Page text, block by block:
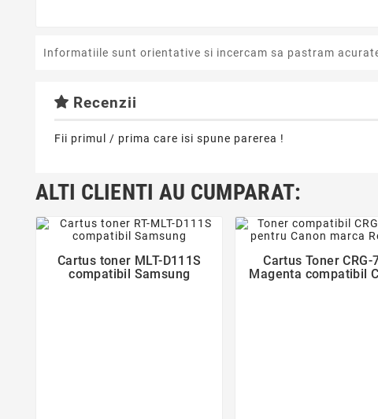
Informatiile sunt orientative si incercam sa pastram
Recenzii
Fii primul / prima care isi spune parerea !
ALTI CLIENTI AU CUMPARAT:
Cartus toner MLT-D111S
compatibil Samsung
Cartus Toner CRG-
Magenta compatibil